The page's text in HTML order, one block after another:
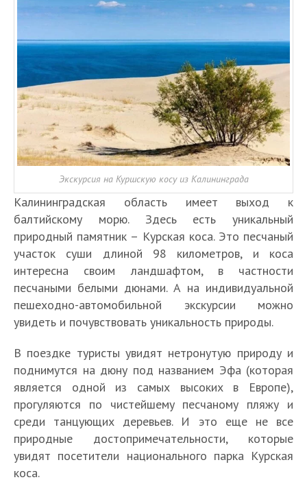
Экскурсия на Куршскую косу из Калининграда
Калининградская область имеет выход к
балтийскому морю. Здесь есть уникальный
природный памятник – Курская коса. Это песчаный
участок суши длиной 98 километров, и коса
интересна своим ландшафтом, в частности
песчаными белыми дюнами. А на индивидуальной
пешеходно-автомобильной экскурсии можно
увидеть и почувствовать уникальность природы.
В поездке туристы увидят нетронутую природу и
поднимутся на дюну под названием Эфа (которая
является одной из самых высоких в Европе),
прогуляются по чистейшему песчаному пляжу и
среди танцующих деревьев. И это еще не все
природные достопримечательности, которые
увидят посетители национального парка Курская
коса.